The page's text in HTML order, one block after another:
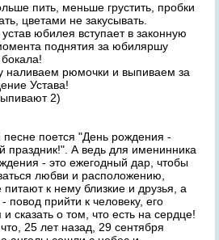
пить, меньше грустить, пробки
цветами не закусывать.
юбилея вступает в законную
поднятия за юбиляршу
бокала!
наливаем рюмочки и выпиваем за
Устава!
2)
песне поется "День рождения -
праздник!". А ведь для именинника
- это ежегодный дар, чтобы
любви и расположению,
питают к нему близкие и друзья, а
повод прийти к человеку, его
и сказать о том, что есть на сердце!
25 лет назад, 29 сентября